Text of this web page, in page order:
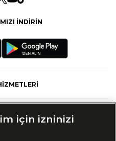
İNDİRİN
için izninizi